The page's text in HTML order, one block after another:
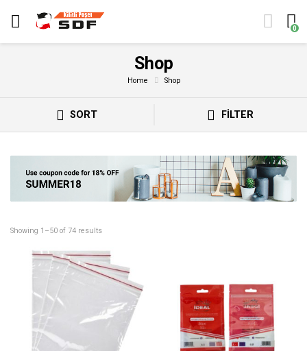
0
Shop
Home Shop
SORT FILTER
Showing 1–50 of 74 results